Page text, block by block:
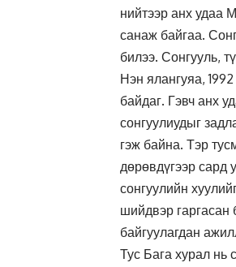
нийтээр анх удаа
санаж байгаа.
билээ. Сонгууль,
Нэн ялангуяа,
байдаг. Гэвч анх
сонгуулиудыг
гэж байна. Тэр
дөрөвдүгээр сард
сонгуулийн
шийдвэр гаргасан
байгуулагдан
Тус Бага хурал нь